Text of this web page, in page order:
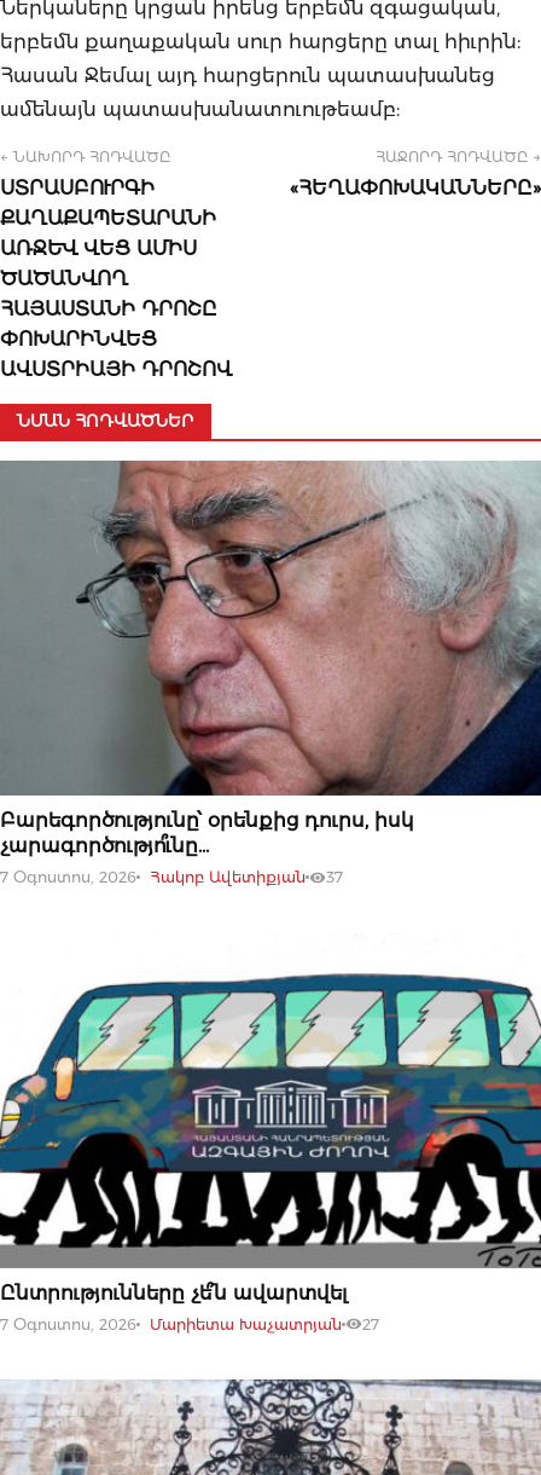
Ներկաները կրցան իրենց երբեմն զգացական,
երբեմն քաղաքական սուր հարցերը տալ հիւրին:
Հասան Ջեմալ այդ հարցերուն պատասխանեց
ամենայն պատասխանատուութեամբ:
← ՆԱԽՈՐԴ ՀՈԴՎԱԾԸ
ՍՏՐԱՍԲՈՒՐԳԻ
ՔԱՂԱՔԱՊԵՏԱՐԱՆԻ
ԱՌՋԵՎ ՎԵՑ ԱՄԻՍ
ԾԱԾԱՆՎՈՂ
ՀԱՅԱՍՏԱՆԻ ԴՐՈՇԸ
ՓՈԽԱՐԻՆՎԵՑ
ԱՎՍՏՐԻԱՅԻ ԴՐՈՇՈՎ
ՀԱՋՈՐԴ ՀՈԴՎԱԾԸ →
«ՀԵՂԱՓՈԽԱԿԱՆՆԵՐԸ»
ՆՄԱՆ ՀՈԴՎԱԾՆԵՐ
07 ՕԳՈՍՏՈՍԻ, 2026
Բարեգործությունը՝ օրենքից դուրս, իսկ
չարագործությո՞ւնը…
7 Օգոստոս, 2026 Հակոբ Ավետիքյան 37
07 ՕԳՈՍՏՈՍԻ, 2026
Ընտրությունները չե՞ն ավարտվել
7 Օգոստոս, 2026 Մարիետա Խաչատրյան 27